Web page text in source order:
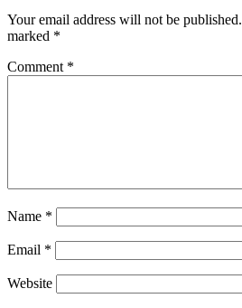
Your email address will not be published.
marked *
Comment *
Name *
Email *
Website